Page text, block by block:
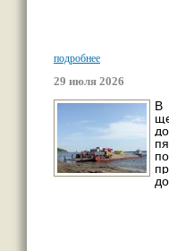
подробнее
29 июля 2026
В